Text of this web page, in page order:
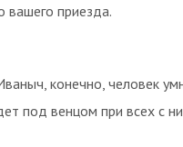
приезда.
конечно, человек
под венцом при всех с